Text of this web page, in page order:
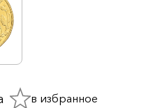
в избранное